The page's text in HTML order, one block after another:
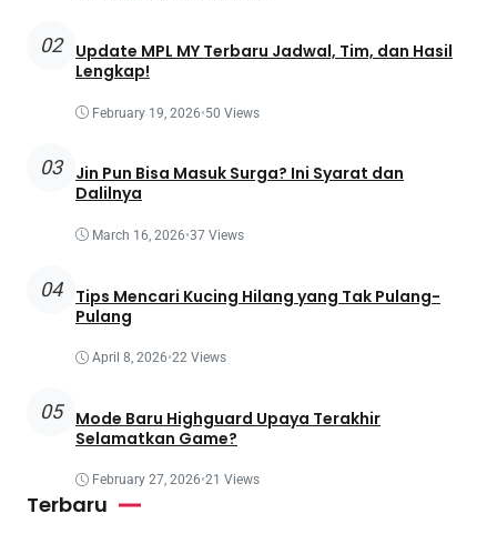
02
Update MPL MY Terbaru Jadwal, Tim, dan Hasil
Lengkap!
February 19, 2026•50 Views
03
Jin Pun Bisa Masuk Surga? Ini Syarat dan
Dalilnya
March 16, 2026•37 Views
04
Tips Mencari Kucing Hilang yang Tak Pulang-
Pulang
April 8, 2026•22 Views
05
Mode Baru Highguard Upaya Terakhir
Selamatkan Game?
February 27, 2026•21 Views
Terbaru